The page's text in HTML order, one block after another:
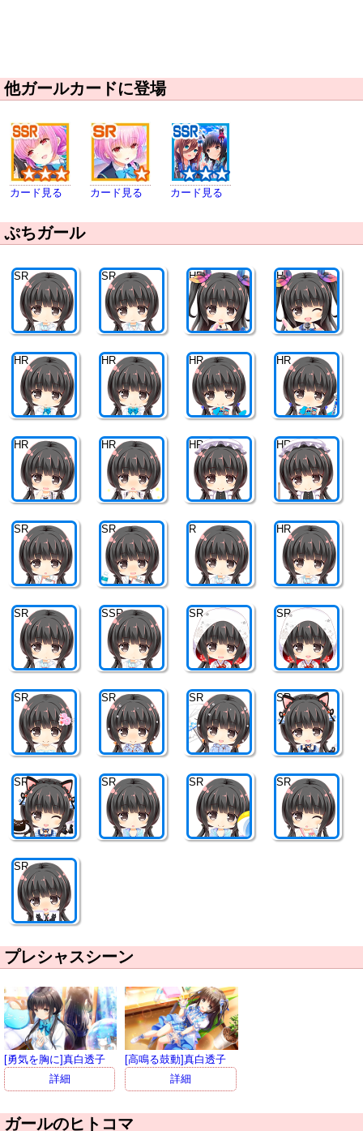
他ガールカードに登場
カード見る カード見る カード見る
ぷちガール
SR SR HR HR
HR HR HR HR
HR HR HR HR
SR SR R HR
SR SSR SR SR
SR SR SR SR
SR SR SR SR
SR
プレシャスシーン
[勇気を胸に]真白透子
詳細
[高鳴る鼓動]真白透子
詳細
ガールのヒトコマ